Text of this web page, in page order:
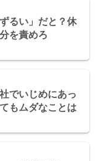
るい」だと？休
を責めろ
でいじめにあっ
もムダなことは